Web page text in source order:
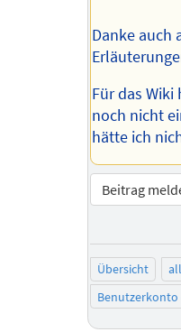
Danke auch
Für das
noch nicht
hätte ich
Beitrag
Übersicht